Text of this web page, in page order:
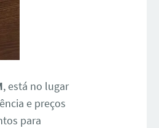
, está no lugar
e preços
para